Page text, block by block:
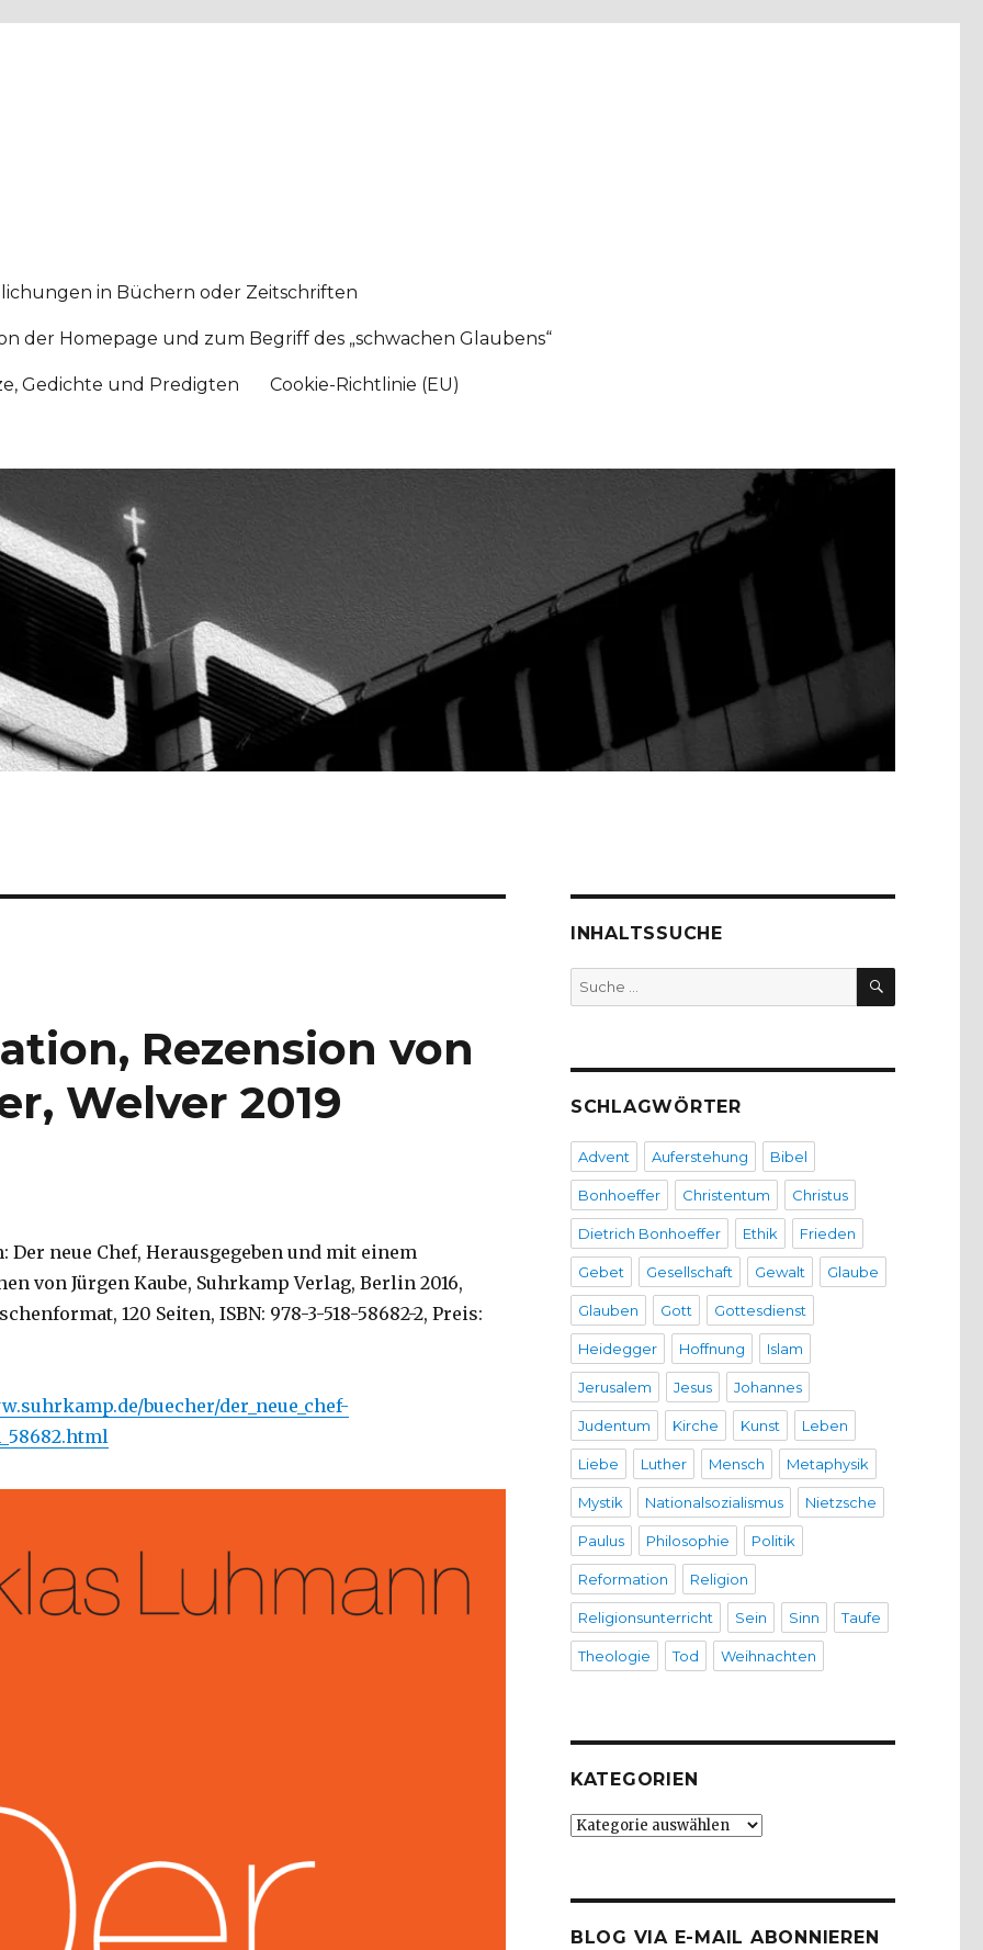
in Büchern oder Zeitschriften
der Homepage und zum Begriff des „schwachen Glaubens“
Gedichte und Predigten Cookie-Richtlinie (EU)
Rezension von
Welver 2019
Der neue Chef, Herausgegeben und mit einem
von Jürgen Kaube, Suhrkamp Verlag, Berlin 2016,
120 Seiten, ISBN: 978-3-518-58682-2, Preis:
buecher/der_neue_chef-
INHALTSSUCHE
Suche
nach:
SUCHEN
SCHLAGWÖRTER
Advent Auferstehung Bibel
Bonhoeffer Christentum Christus
Dietrich Bonhoeffer Ethik Frieden
Gebet Gesellschaft Gewalt Glaube
Glauben Gott Gottesdienst
Heidegger Hoffnung Islam
Jerusalem Jesus Johannes
Judentum Kirche Kunst Leben
Liebe Luther Mensch Metaphysik
Mystik Nationalsozialismus Nietzsche
Paulus Philosophie Politik
Reformation Religion
Religionsunterricht Sein Sinn Taufe
Theologie Tod Weihnachten
KATEGORIEN
Kategorien
BLOG VIA E-MAIL ABONNIEREN